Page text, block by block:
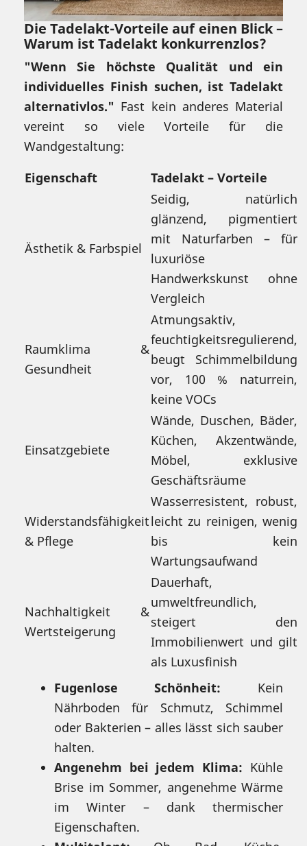
Die Tadelakt-Vorteile auf einen Blick –
Warum ist Tadelakt konkurrenzlos?
"Wenn Sie höchste Qualität und ein
individuelles Finish suchen, ist Tadelakt
alternativlos." Fast kein anderes Material
vereint so viele Vorteile für die
Wandgestaltung:
Eigenschaft
Tadelakt – Vorteile
Ästhetik & Farbspiel
Seidig, natürlich
glänzend, pigmentiert
mit Naturfarben – für
luxuriöse
Handwerkskunst ohne
Vergleich
Raumklima &
Gesundheit
Atmungsaktiv,
feuchtigkeitsregulierend,
beugt Schimmelbildung
vor, 100 % naturrein,
keine VOCs
Einsatzgebiete
Wände, Duschen, Bäder,
Küchen, Akzentwände,
Möbel, exklusive
Geschäftsräume
Widerstandsfähigkeit
& Pflege
Wasserresistent, robust,
leicht zu reinigen, wenig
bis kein
Wartungsaufwand
Nachhaltigkeit &
Wertsteigerung
Dauerhaft,
umweltfreundlich,
steigert den
Immobilienwert und gilt
als Luxusfinish
Fugenlose Schönheit: Kein
Nährboden für Schmutz, Schimmel
oder Bakterien – alles lässt sich sauber
halten.
Angenehm bei jedem Klima: Kühle
Brise im Sommer, angenehme Wärme
im Winter – dank thermischer
Eigenschaften.